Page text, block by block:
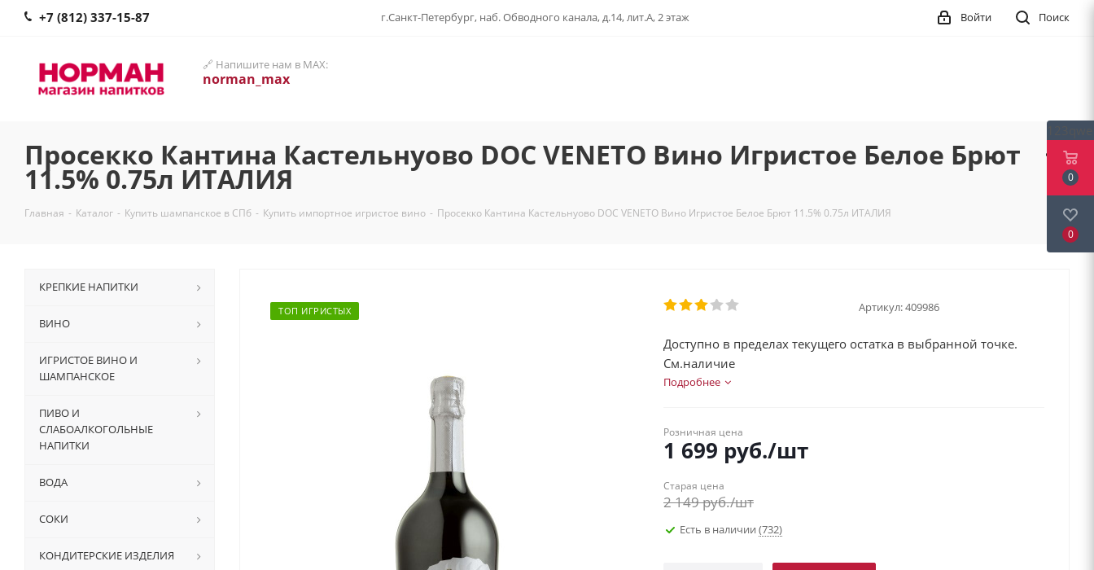
+7 (812) 337-15-87 г.Санкт-Петербург, наб. Обводного канала, д.14, лит.А, 2 этаж Поиск
Войти
🔗 Напишите нам в MAX:
norman_max
Просекко Кантина Кастельнуово DOC VENETO Вино Игристое Белое Брют
11.5% 0.75л ИТАЛИЯ
Главная - Каталог - Купить шампанское в СПб - Купить импортное игристое вино - Просекко Кантина Кастельнуово DOC VENETO Вино Игристое Белое Брют 11.5% 0.75л ИТАЛИЯ
ТОП ИГРИСТЫХ Артикул:409986
Доступно в пределах текущего остатка в выбранной точке.
См.наличие
Подробнее
Розничная цена
1 699 руб./шт
Старая цена
2 149руб./шт
Есть в наличии (732)
КРЕПКИЕ НАПИТКИ
ВИНО
ИГРИСТОЕ ВИНО И
ШАМПАНСКОЕ
ПИВО И
СЛАБОАЛКОГОЛЬНЫЕ
НАПИТКИ
ВОДА
СОКИ
КОНДИТЕРСКИЕ ИЗДЕЛИЯ
0
0